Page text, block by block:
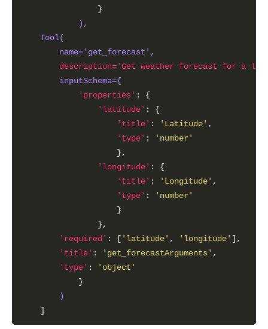
),
Tool(
name='get_forecast',
description='Get weather forecast for a
inputSchema={
'properties'
'latitude'
'title' : 'Latitude'
'type' :
'number'
'longitude'
'title' : 'Longitude'
'type' :
'number'
'required' : [ 'latitude' , 'longitude'
'title' : 'get_forecastArguments'
'type' :
'object'
)